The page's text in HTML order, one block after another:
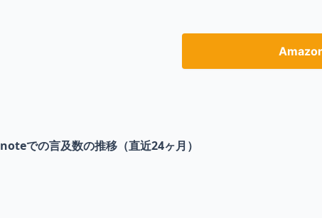
noteでの言及数の推移（直近24ヶ月）